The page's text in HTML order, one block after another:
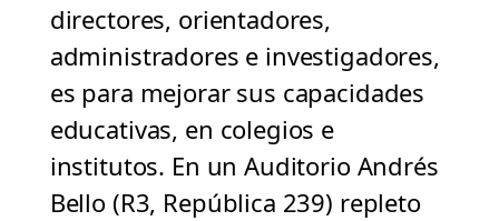
directores, orientadores,
administradores e investigadores,
es para mejorar sus capacidades
educativas, en colegios e
institutos. En un Auditorio Andrés
Bello (R3, República 239) repleto